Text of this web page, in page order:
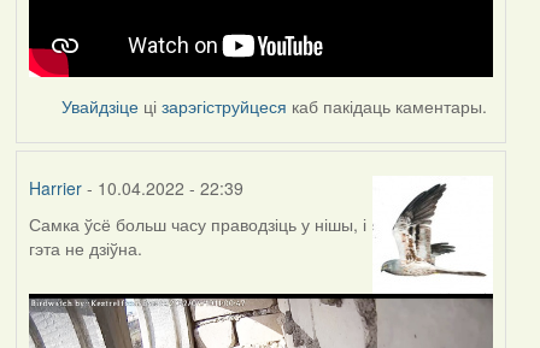
Увайдзіце цізарэгіструйцеся каб пакідаць каментары.
Harrier- 10.04.2022 - 22:39
Самка ўсё больш часу праводзіць у нішы, і
гэта не дзіўна.